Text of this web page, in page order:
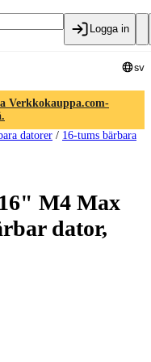
Logga in
sv
Verkkokauppa.com-
datorer / 16-tums bärbara
M4 Max
dator,